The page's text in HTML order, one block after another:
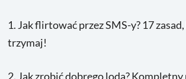
1. Jak flirtować przez SMS-y? 17
trzymaj!
2. Jak zrobić dobrego loda?